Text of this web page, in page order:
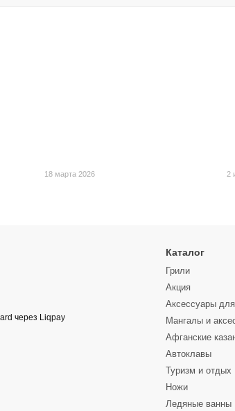
18 марта 2026 2
Каталог
Грили
Акция
Аксессуары
Мангалы и
Афганские
Автоклавы
Туризм и отдых
Ножи
Ледяные ванны